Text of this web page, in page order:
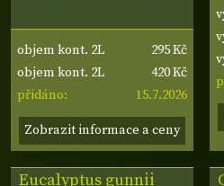
objem kont. 2L
295 Kč
objem kont. 2L
420 Kč
přidáno:
15.7.2026
Zobrazit informace a ceny
Eucalyptus gunnii